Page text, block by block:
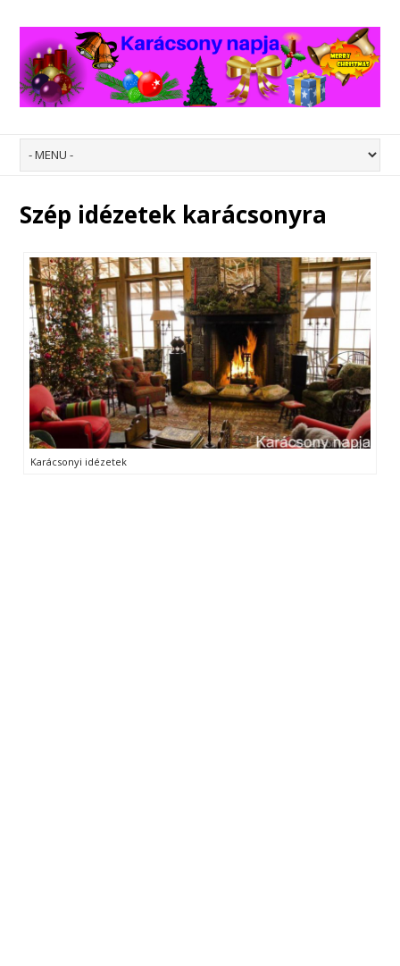
Szép idézetek karácsonyra
Karácsonyi idézetek